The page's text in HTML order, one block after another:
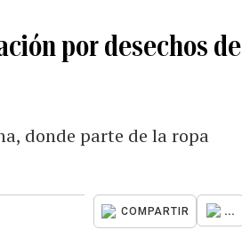
por desechos de
donde parte de la ropa
COMPARTIR ...